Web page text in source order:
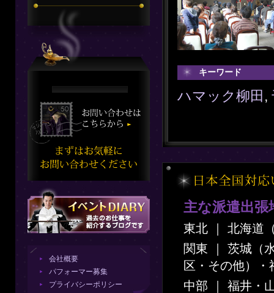
会社概要
パフォーマー募集
プライバシーポリシー
キーワード
ハマック柳田 ,
主な派遣出張
東北 ｜ 北海道
関東 ｜ 茨城（
区・その他）・
中部 ｜ 福井・